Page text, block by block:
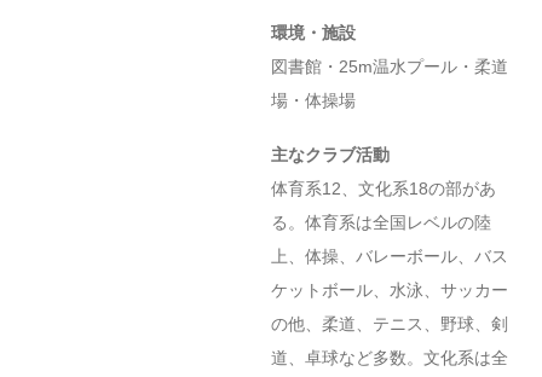
環境・施設
図書館・25m温水プール・柔道
場・体操場
主なクラブ活動
体育系12、文化系18の部があ
る。体育系は全国レベルの陸
上、体操、バレーボール、バス
ケットボール、水泳、サッカー
の他、柔道、テニス、野球、剣
道、卓球など多数。文化系は全